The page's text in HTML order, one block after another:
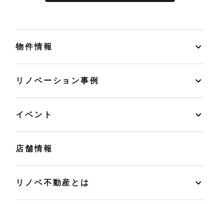
物件情報
リノベーション事例
イベント
店舗情報
リノベ不動産とは